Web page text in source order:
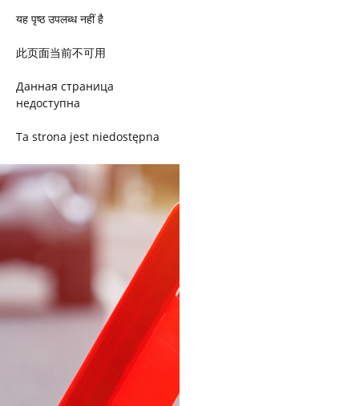
यह पृष्ठ उपलब्ध नहीं है
此页面当前不可用
Данная страница
недоступна
Ta strona jest niedostępna
Trang này không có
Esta página não está
disponível
このページは現在利用できま
せん
Pagina non disponibile
هذه الصفحة غير متوفرة